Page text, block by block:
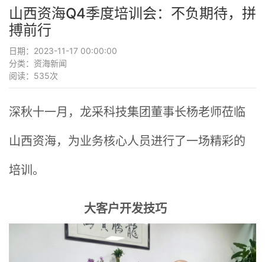
山西资海Q4季度培训会：不负期待，拼
搏前行
日期：2023-11-17 00:00:00
分类：资海新闻
阅读： 535次
深秋十一月，龙采科技集团董事长杨老师莅临
山西资海，为业务核心人员进行了一场精彩的
培训。
大客户开发技巧